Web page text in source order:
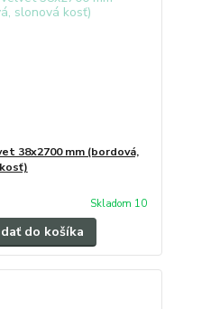
38x2700 mm (bordová,
Skladom 10
do košíka